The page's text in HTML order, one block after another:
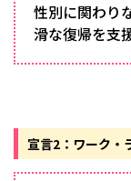
性別に関わり
滑な復帰を支
宣言2：ワーク・